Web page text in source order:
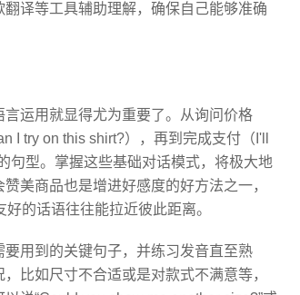
译等工具辅助理解，确保自己能够准确
运用就显得尤为重要了。从询问价格
I try on this shirt?），再到完成支付（I'll
句型。掌握这些基础对话模式，将极大地
美商品也是增进好感度的好方法之一，
的话语往往能拉近彼此距离。
用到的关键句子，并练习发音直至熟
比如尺寸不合适或是对款式不满意等，